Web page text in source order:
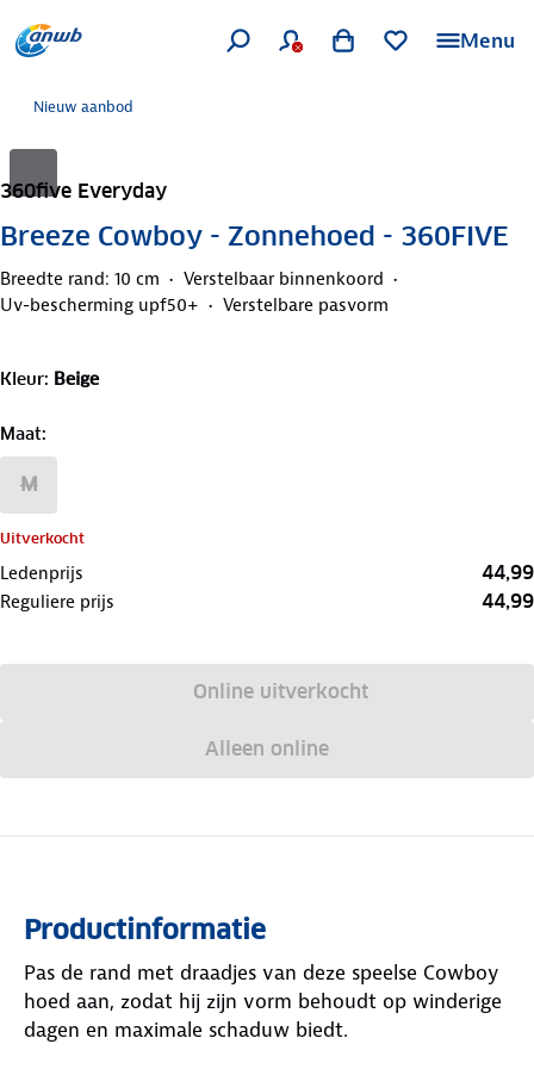
Menu
Nieuw aanbod
360five Everyday
Breeze Cowboy - Zonnehoed - 360FIVE
Breedte rand: 10 cm
Verstelbaar binnenkoord
Uv-bescherming upf50+
Verstelbare pasvorm
Kleur: Beige
Maat:
M
Uitverkocht
Ledenprijs 44,99
Reguliere prijs 44,99
Online uitverkocht
Alleen online
Productinformatie
Pas de rand met draadjes van deze speelse Cowboy
hoed aan, zodat hij zijn vorm behoudt op winderige
dagen en maximale schaduw biedt.